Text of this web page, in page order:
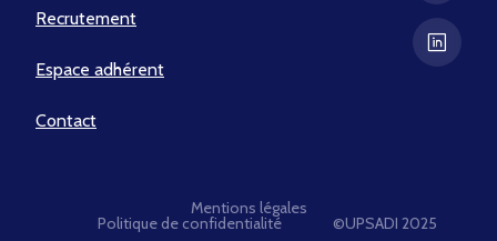
Recrutement
Espace adhérent
Contact
Mentions légales
Politique de confidentialité ©UPSADI 2025